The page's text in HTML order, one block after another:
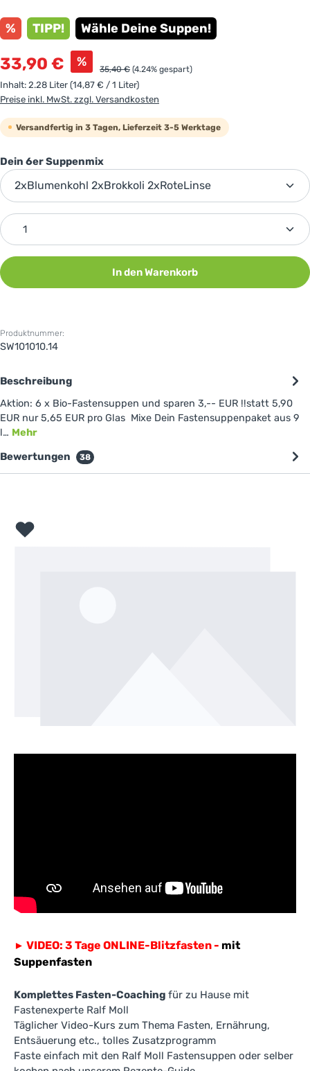
% TIPP! Wähle Deine Suppen!
Verkaufspreis:
33,90 € % Regulärer Preis:
35,40 € (4.24% gespart)
Inhalt: 2.28 Liter (14,87 € / 1 Liter)
Preise inkl. MwSt. zzgl. Versandkosten
Versandfertig in 3 Tagen, Lieferzeit 3-5 Werktage
Dein 6er Suppenmixauswählen
Produkt Anzahl: Gib den gewünschten Wert ein
In den Warenkorb
Produktnummer:
SW101010.14
Beschreibung
Aktion: 6 x Bio-Fastensuppen und sparen 3,-- EUR !!statt 5,90
EUR nur 5,65 EUR pro Glas Mixe Dein Fastensuppenpaket aus 9
l… Mehr
Bewertungen 38
Bildergalerie überspringen
► VIDEO: 3 Tage ONLINE-Blitzfasten - mit
Suppenfasten
Komplettes Fasten-Coaching für zu Hause mit
Fastenexperte Ralf Moll
Täglicher Video-Kurs zum Thema Fasten, Ernährung,
Entsäuerung etc., tolles Zusatzprogramm
Faste einfach mit den Ralf Moll Fastensuppen oder selber